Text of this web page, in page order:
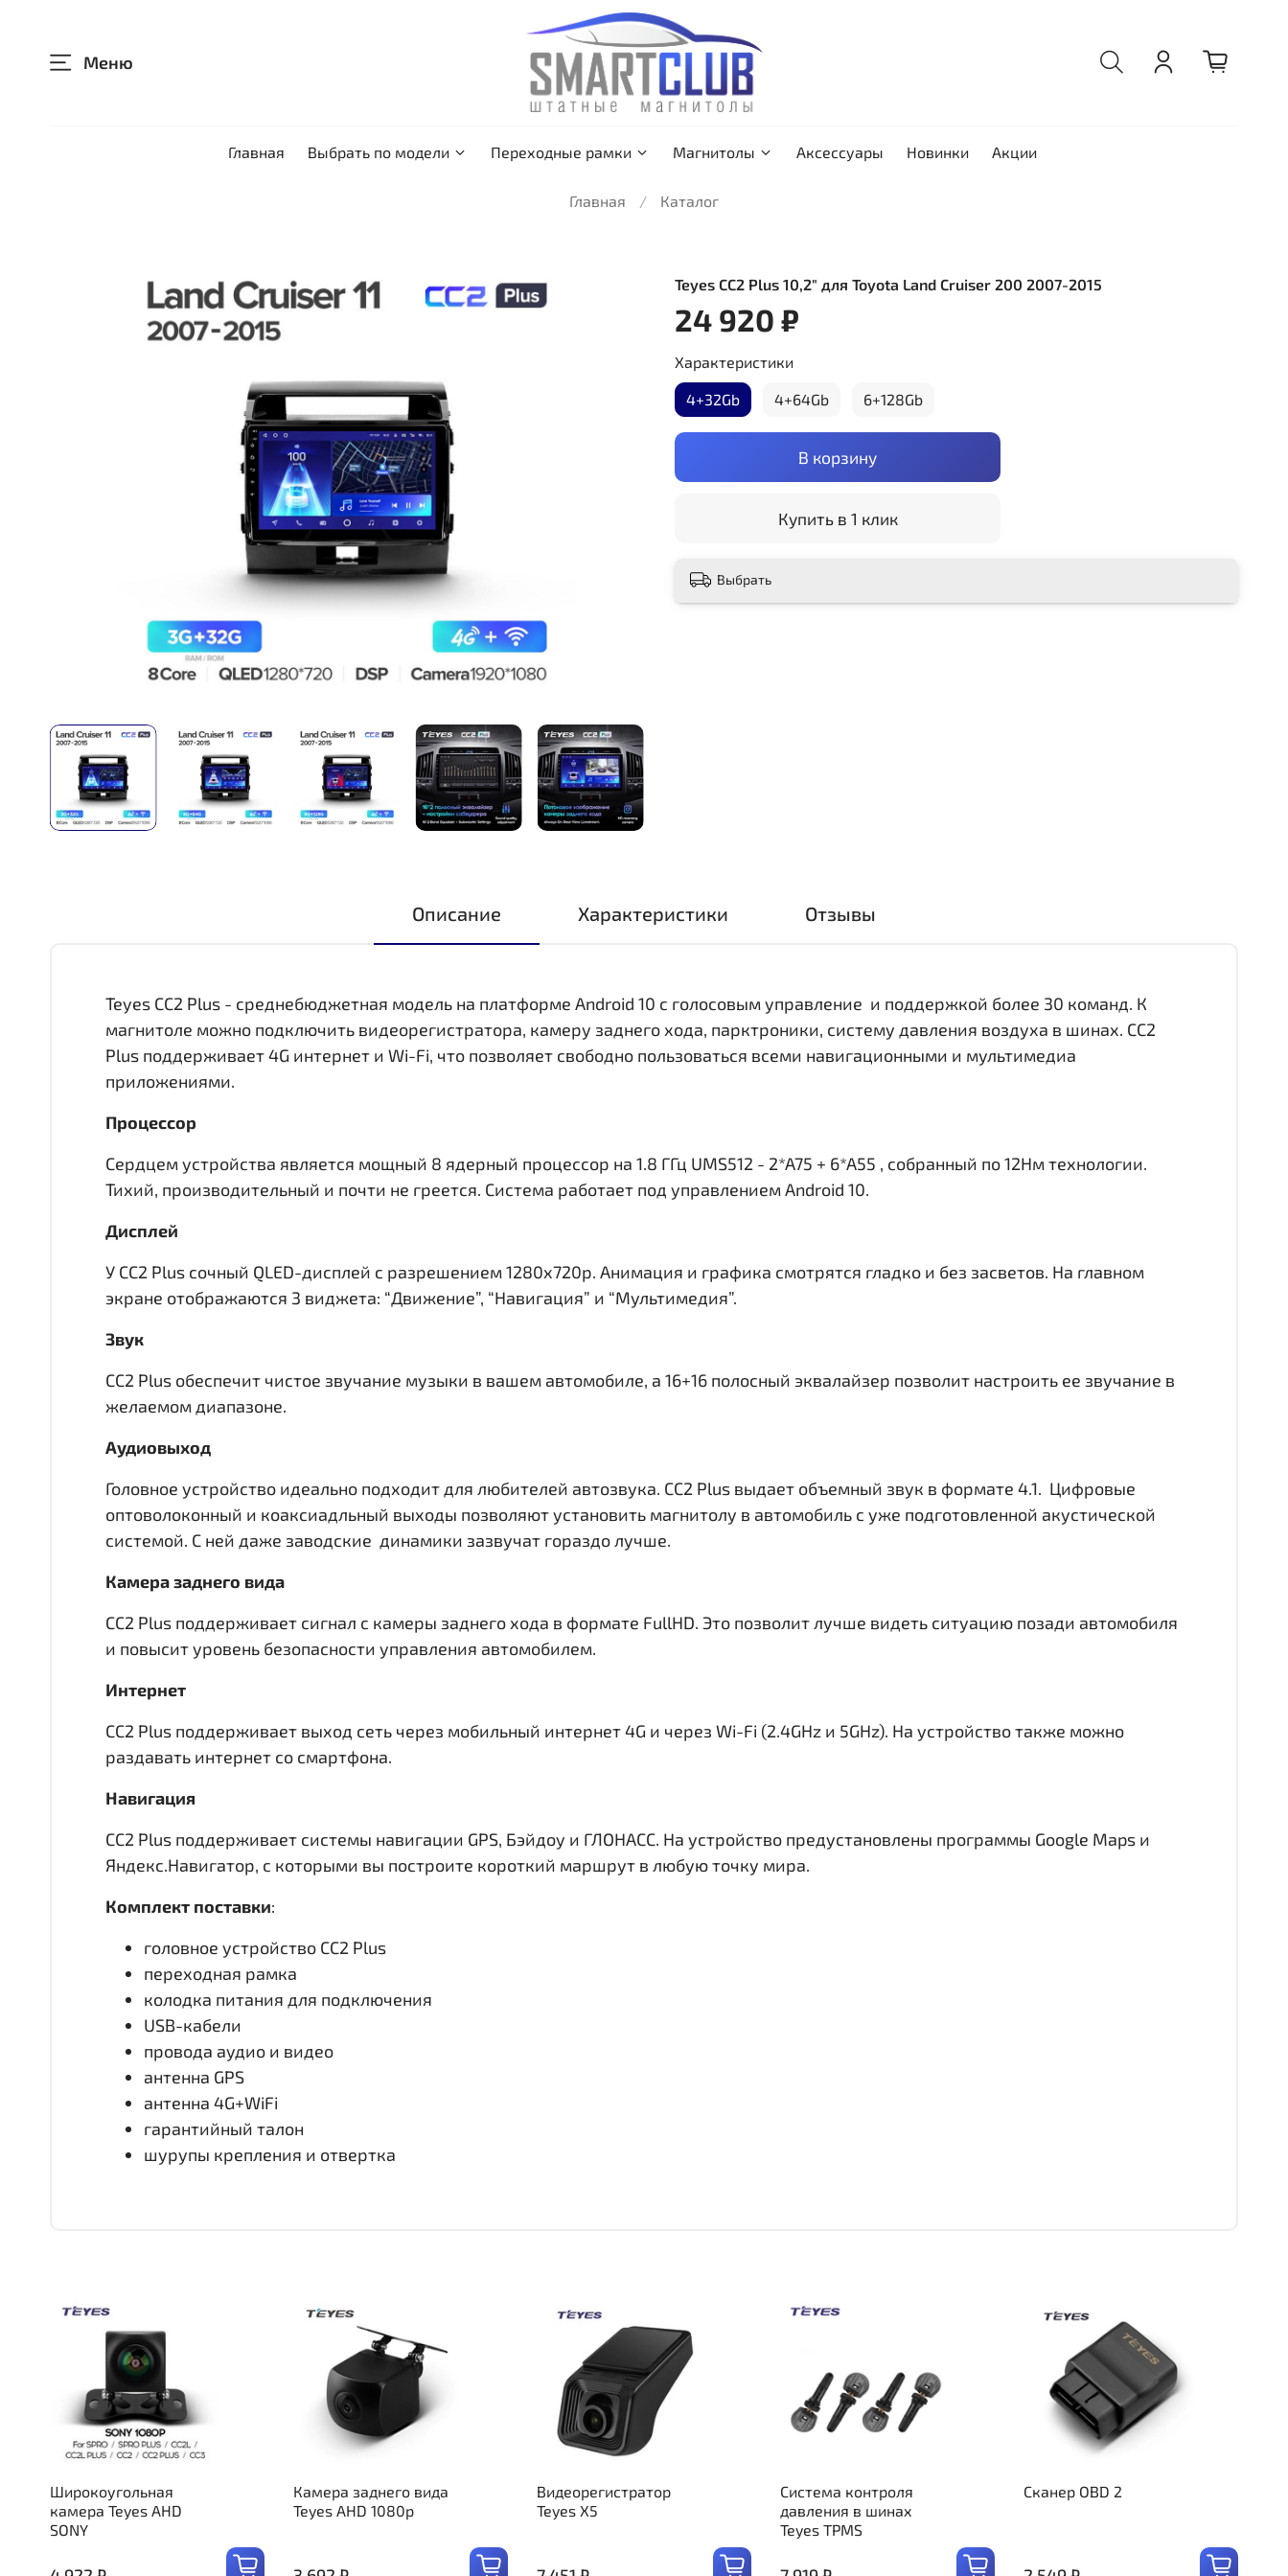
Меню
Главная Выбрать по модели Переходные рамки Магнитолы Аксессуары Новинки Акции
Главная Каталог
Teyes CC2 Plus 10,2" для Toyota Land Cruiser 200 2007-2015
24 920 ₽
В корзину
Купить в 1 клик
Характеристики
4+32Gb 4+64Gb 6+128Gb
Выбрать
Описание Характеристики Отзывы
Teyes CC2 Plus - среднебюджетная модель на платформе Android 10 с голосовым управление и поддержкой более 30 команд. К
магнитоле можно подключить видеорегистратора, камеру заднего хода, парктроники, систему давления воздуха в шинах. CC2
Plus поддерживает 4G интернет и Wi-Fi, что позволяет свободно пользоваться всеми навигационными и мультимедиа
приложениями.
Процессор
Сердцем устройства является мощный 8 ядерный процессор на 1.8 ГГц UMS512 - 2*A75 + 6*A55 , собранный по 12Нм технологии.
Тихий, производительный и почти не греется. Система работает под управлением Android 10.
Дисплей
У CC2 Plus сочный QLED-дисплей c разрешением 1280x720р. Анимация и графика смотрятся гладко и без засветов. На главном
экране отображаются 3 виджета: “Движение”, “Навигация” и “Мультимедия”.
Звук
CC2 Plus обеспечит чистое звучание музыки в вашем автомобиле, а 16+16 полосный эквалайзер позволит настроить ее звучание в
желаемом диапазоне.
Аудиовыход
Головное устройство идеально подходит для любителей автозвука. CC2 Plus выдает объемный звук в формате 4.1. Цифровые
оптоволоконный и коаксиадльный выходы позволяют установить магнитолу в автомобиль с уже подготовленной акустической
системой. С ней даже заводские динамики зазвучат гораздо лучше.
Камера заднего вида
CC2 Plus поддерживает сигнал с камеры заднего хода в формате FullHD. Это позволит лучше видеть ситуацию позади автомобиля
и повысит уровень безопасности управления автомобилем.
Интернет
CC2 Plus поддерживает выход сеть через мобильный интернет 4G и через Wi-Fi (2.4GHz и 5GHz). На устройство также можно
раздавать интернет со смартфона.
Навигация
CC2 Plus поддерживает системы навигации GPS, Бэйдоу и ГЛОНАСС. На устройство предустановлены программы Google Maps и
Яндекс.Навигатор, с которыми вы построите короткий маршрут в любую точку мира.
Комплект поставки:
головное устройство CC2 Plus
переходная рамка
колодка питания для подключения
USB-кабели
провода аудио и видео
антенна GPS
антенна 4G+WiFi
гарантийный талон
шурупы крепления и отвертка
Широкоугольная
камера Teyes AHD
SONY
Камера заднего вида
Teyes AHD 1080p
Видеорегистратор
Teyes X5
Система контроля
давления в шинах
Teyes TPMS
Сканер OBD 2